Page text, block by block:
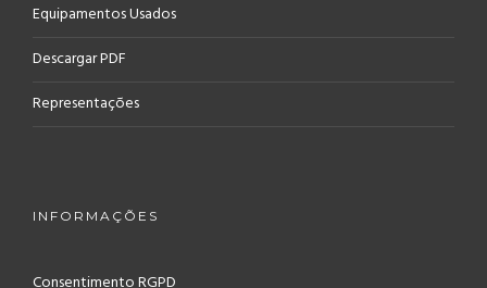
Equipamentos Usados
Descargar PDF
Representações
INFORMAÇÕES
Consentimento RGPD